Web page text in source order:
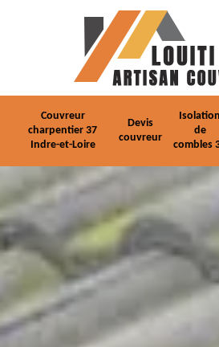
Couvreur
charpentier 37
Indre-et-Loire
Devis
couvreur
Isolation
de
combles